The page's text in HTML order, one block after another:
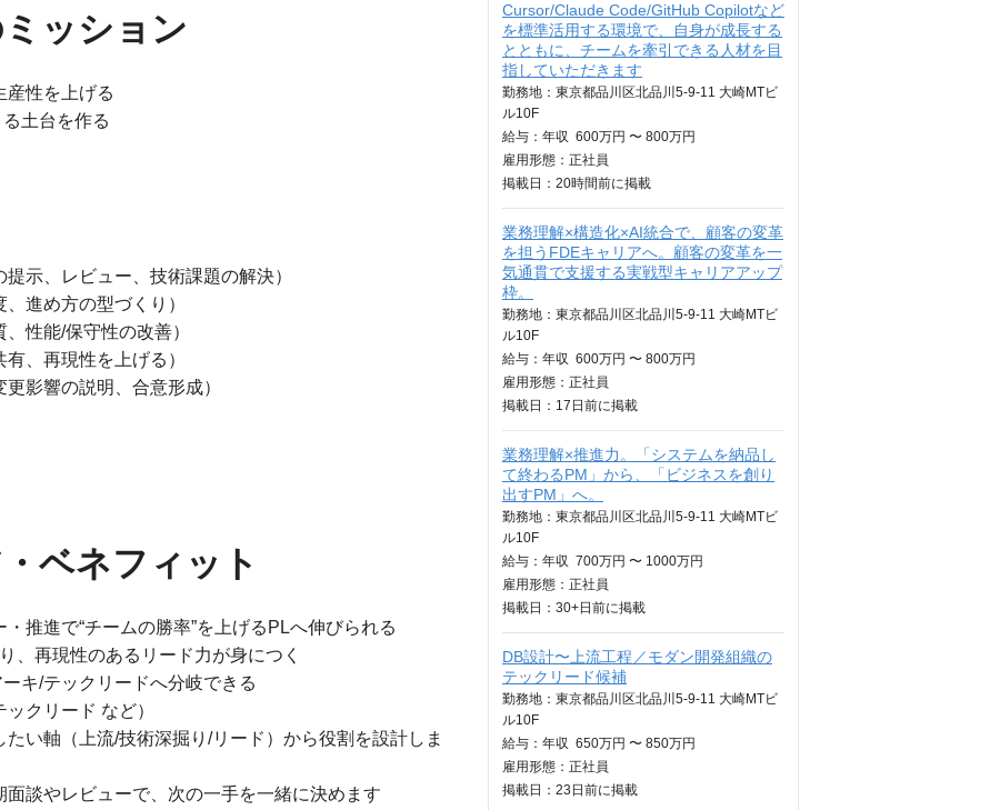
ッション
産性を上げる
土台を作る
示、レビュー、技術課題の解決）
進め方の型づくり）
性能/保守性の改善）
、再現性を上げる）
影響の説明、合意形成）
ベネフィット
推進で“チームの勝率”を上げるPLへ伸びられる
、再現性のあるリード力が身につく
キ/テックリードへ分岐できる
クリード など）
い軸（上流/技術深掘り/リード）から役割を設計しま
面談やレビューで、次の一手を一緒に決めます
Cursor/Claude Code/GitHub Copilotなど
を標準活用する環境で、自身が成長する
とともに、チームを牽引できる人材を目
指していただきます
勤務地：東京都品川区北品川5-9-11 大崎MTビ
ル10F
給与： 年収 600万円 〜 800万円
雇用形態：正社員
掲載日： 20時間前に掲載
業務理解×構造化×AI統合で、顧客の変革
を担うFDEキャリアへ。顧客の変革を一
気通貫で支援する実戦型キャリアアップ
枠。
勤務地：東京都品川区北品川5-9-11 大崎MTビ
ル10F
給与： 年収 600万円 〜 800万円
雇用形態：正社員
掲載日： 17日 前に掲載
業務理解×推進力。「システムを納品し
て終わるPM」から、「ビジネスを創り
出すPM」へ。
勤務地：東京都品川区北品川5-9-11 大崎MTビ
ル10F
給与： 年収 700万円 〜 1000万円
雇用形態：正社員
掲載日： 30+日 前に掲載
DB設計〜上流工程／モダン開発組織の
テックリード候補
勤務地：東京都品川区北品川5-9-11 大崎MTビ
ル10F
給与： 年収 650万円 〜 850万円
雇用形態：正社員
掲載日： 23日 前に掲載